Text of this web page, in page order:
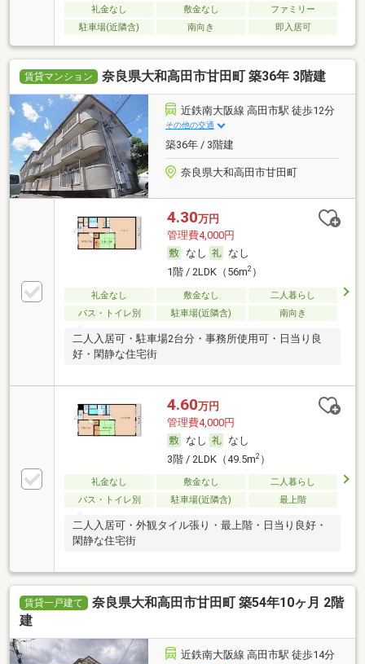
礼金なし 敷金なし
ファミリー
駐車場(近隣含)
南向き 即入居可
賃貸マンション 奈良県大和高田市甘田町 築36年 3階建
近鉄南大阪線 高田市駅 徒歩12分
その他の交通
築36年 / 3階建
奈良県大和高田市甘田町
4.30万円
管理費4,000円
なし
なし
1階 / 2LDK（56m2）
礼金なし 敷金なし
二人暮らし
バス・トイレ別
駐車場(近隣含) 南向き
二人入居可・駐車場2台分・事務所使用可・日当り良
好・閑静な住宅街
4.60万円
管理費4,000円
なし
なし
3階 / 2LDK（49.5m2）
礼金なし 敷金なし
二人暮らし
バス・トイレ別
駐車場(近隣含) 最上階
二人入居可・外観タイル張り・最上階・日当り良好・
閑静な住宅街
賃貸一戸建て
奈良県大和高田市甘田町 築54年10ヶ月 2階
建
近鉄南大阪線 高田市駅 徒歩14分